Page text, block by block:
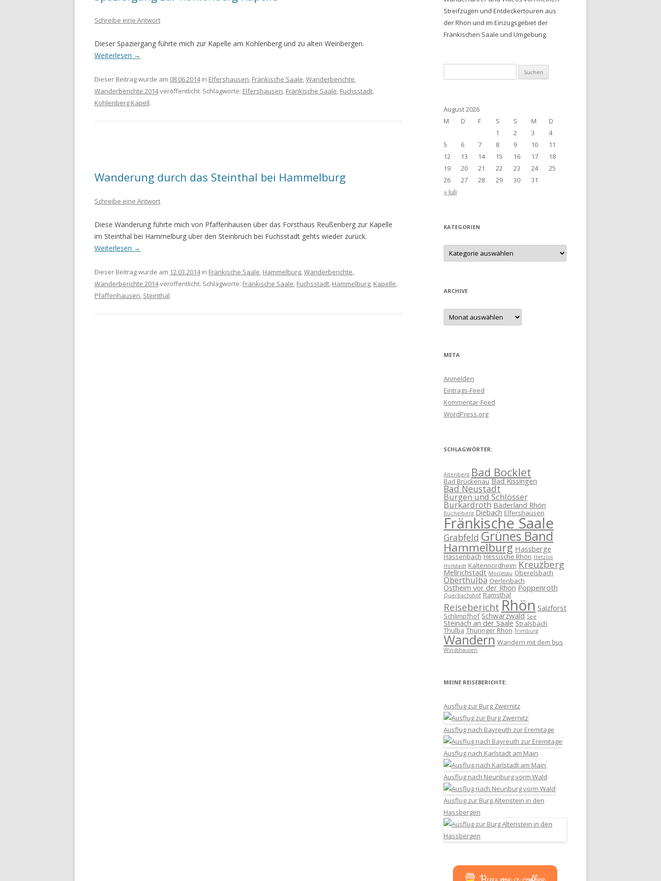
KREUZBERG BIS HAMMELBURG
WANDERURLAUB FÜSSEN 2022
WANDERURLAUB IM OBEREN
MAINTAL
Schreibe eine Antwort
Dieser Spaziergang führte mich zur Kapelle am Kohlenberg und zu alten Weinbergen.
Weiterlesen →
Dieser Beitrag wurde am 08.06.2014in Elfershausen, Fränkische Saale,Wanderberichte,
Wanderberichte 2014veröffentlicht. Schlagworte: Elfershausen, Fränkische Saale, Fuchsstadt,
Kohlenberg Kapell.
Wanderung durch das Steinthal bei Hammelburg
Schreibe eine Antwort
Diese Wanderung führte mich von Pfaffenhausen über das Forsthaus Reußenberg zur Kapelle
im Steinthal bei Hammelburg über den Steinbruch bei Fuchsstadt gehts wieder zurück.
Weiterlesen →
Dieser Beitrag wurde am 12.03.2014in Fränkische Saale, Hammelburg,Wanderberichte,
Wanderberichte 2014veröffentlicht. Schlagworte: Fränkische Saale, Fuchsstadt, Hammelburg, Kapelle,
Pfaffenhausen, Steinthal.
Streifzügen und Entdeckertouren aus
der Rhön und im Einzugsgebiet der
Fränkischen Saale und Umgebung.
nach:
August 2026
M
D F S S M
D
1
2 3
4
5
6 7 8 9 10
11
12
13 14 15 16 17
18
19
20 21 22 23 24
25
26
27 28 29 30
31
« Juli
KATEGORIEN
Kategorien
ARCHIVE
Archive
META
Anmelden
Eintrags-Feed
Kommentar-Feed
WordPress.org
SCHLAGWÖRTER:
Altenberg Bad Bocklet
Bad Brückenau Bad Kissingen
Bad Neustadt
Burgen und Schlösser
Burkardroth Bäderland Rhön
Büchelberg Diebach Elfershausen
Fränkische Saale
Grabfeld Grünes Band
Hammelburg Hassberge
Hassenbach Hessische Rhön Hetzlos
Hollstadt Kaltennordheim Kreuzberg
Mellrichstadt Morlesau Oberelsbach
Oberthulba Oerlenbach
Ostheim vor der Rhön Poppenroth
Querbachshof Ramsthal
ReiseberichtRhön Salzforst
Schlimpfhof Schwarzwald See
Steinach an der Saale Stralsbach
Thulba Thüringer Rhön Trimburg
Wandern Wandern mit dem bus
Windshausen
MEINE REISEBERICHTE:
Ausflug zur Burg Zwernitz
Ausflug nach Bayreuth zur Eremitage
Ausflug nach Karlstadt am Main
Ausflug nach Neunburg vorm Wald
Ausflug zur Burg Altenstein in den
Hassbergen